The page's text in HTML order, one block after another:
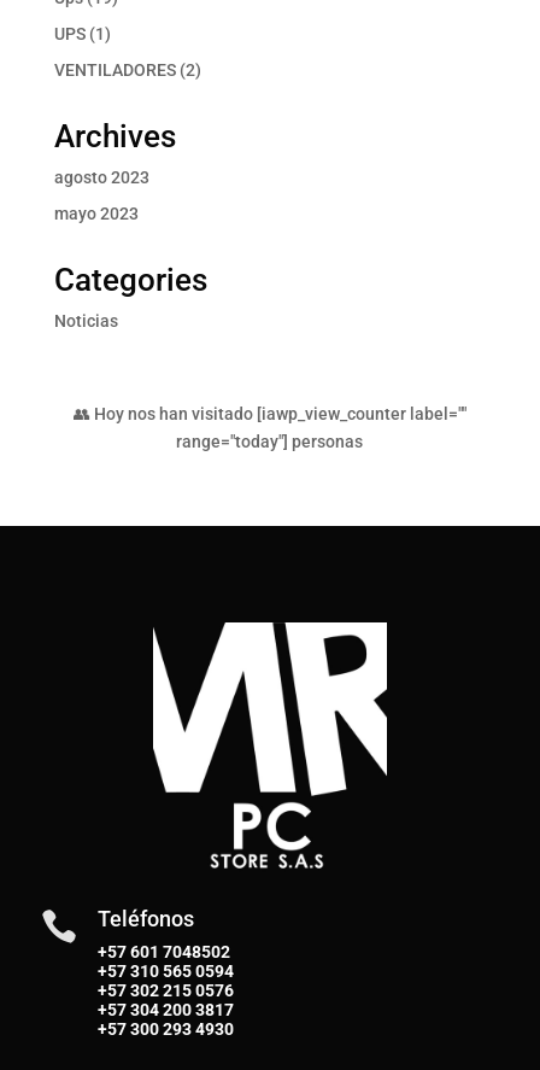
UPS 11
producto
VENTILADORES 22
Archives
agosto 2023
mayo 2023
Categories
Noticias
👥 Hoy nos han visitado [iawp_view_counter label=""
range="today"] personas
 Teléfonos
+57 601 7048502
+57310 565 0594
+57302 215 0576
+57304 200 3817
+57300 293 4930